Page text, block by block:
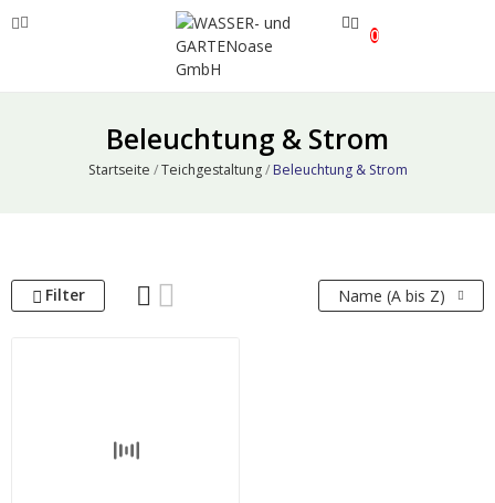
0
Beleuchtung & Strom
Startseite Teichgestaltung Beleuchtung & Strom
Filter Name (A bis Z)